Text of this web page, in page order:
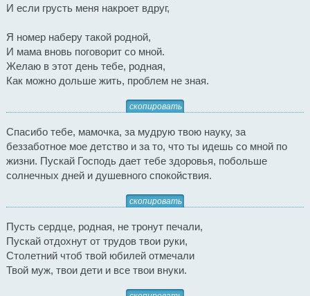
И если грусть меня накроет вдруг,
Я номер наберу такой родной,
И мама вновь поговорит со мной.
Желаю в этот день тебе, родная,
Как можно дольше жить, проблем не зная.
скопировать
Спасибо тебе, мамочка, за мудрую твою науку, за
беззаботное мое детство и за то, что ты идешь со мной по
жизни. Пускай Господь дает тебе здоровья, побольше
солнечных дней и душевного спокойствия.
скопировать
Пусть сердце, родная, не тронут печали,
Пускай отдохнут от трудов твои руки,
Столетний чтоб твой юбилей отмечали
Твой муж, твои дети и все твои внуки.